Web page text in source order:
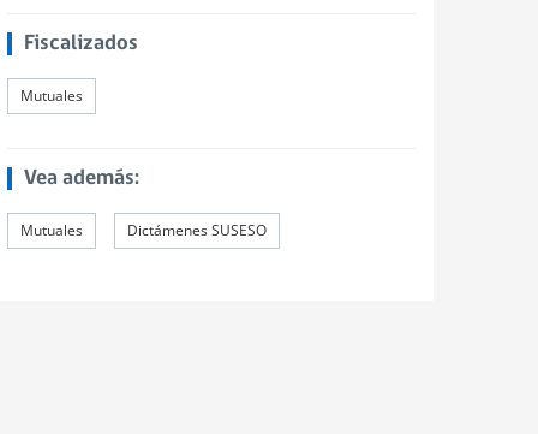
Fiscalizados
Mutuales
Vea además:
Mutuales Dictámenes SUSESO